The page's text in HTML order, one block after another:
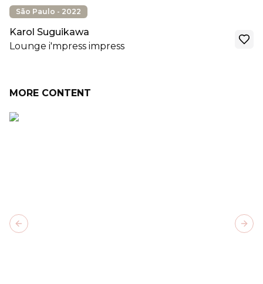
São Paulo - 2022
Karol Suguikawa
Lounge i'mpress impress
MORE CONTENT
Previous slide